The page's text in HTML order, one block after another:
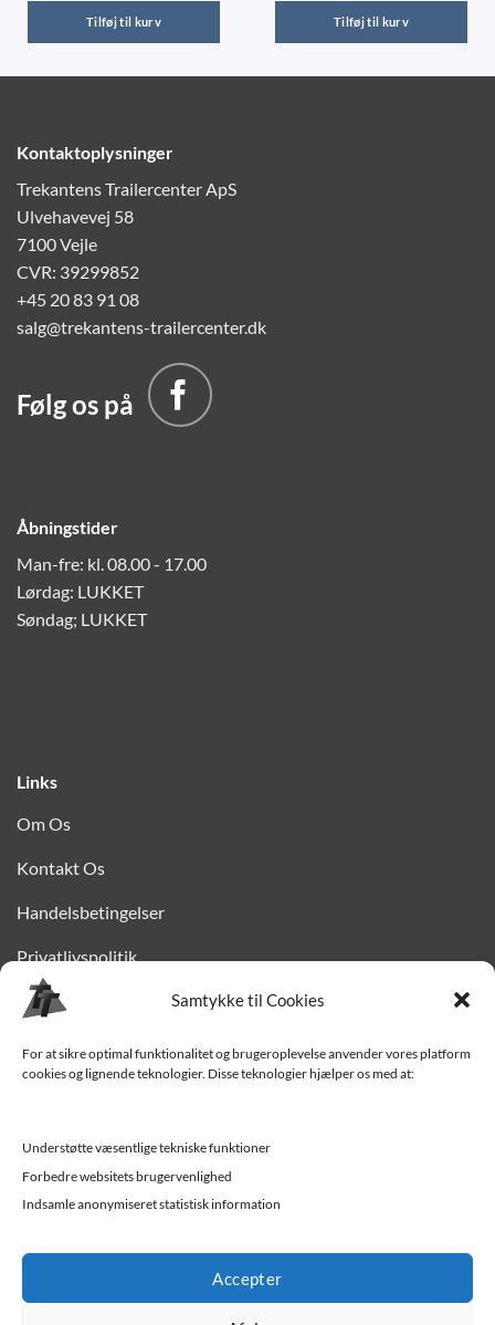
Samtykke til Cookies
For at sikre optimal funktionalitet og brugeroplevelse anvender vores platform
cookies og lignende teknologier. Disse teknologier hjælper os med at:
Understøtte væsentlige tekniske funktioner
Forbedre websitets brugervenlighed
Indsamle anonymiseret statistisk information
Accepter
Tilføj til kurv Tilføj til kurv
Kontaktoplysninger
Trekantens Trailercenter ApS
Ulvehavevej 58
7100 Vejle
CVR: 39299852
+45 20 83 91 08
salg@trekantens-trailercenter.dk
Følg os på
Åbningstider
Man-fre: kl. 08.00 - 17.00
Lørdag: LUKKET
Søndag; LUKKET
Links
Om Os
Kontakt Os
Handelsbetingelser
Privatlivspolitik
Finansiering
Levering til Sjælland
Værksted